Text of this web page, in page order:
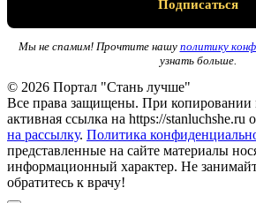
Мы не спамим! Прочтите нашу политику
узнать больше.
© 2026 Портал "Стань лучше"
Все права защищены. При копировании
активная ссылка на https://stanluchshe.ru
на рассылку. Политика
представленные на сайте материалы
информационный характер. Не
обратитесь к врачу!